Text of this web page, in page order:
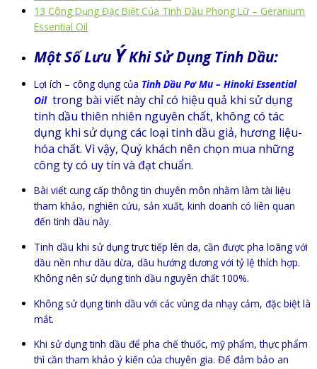
13 Công Dụng Đặc Biệt Của Tinh Dầu Phong Lữ – Geranium
Essential Oil
Một Số Lưu ÝKhi Sử Dụng Tinh Dầu:
Lợi ích – công dụng của Tinh Dầu Pơ Mu – Hinoki Essential
Oil trong bài viết này chỉ có hiệu quả khi sử dụng
tinh dầu thiên nhiên nguyên chất, không có tác
dụng khi sử dụng các loại tinh dầu giả, hương liệu-
hóa chất. Vì vậy, Quý khách nên chọn mua những
công ty có uy tín và đạt chuẩn.
Bài viết cung cấp thông tin chuyên môn nhằm làm tài liệu
tham khảo, nghiên cứu, sản xuất, kinh doanh có liên quan
đến tinh dầu này.
Tinh dầu khi sử dụng trực tiếp lên da, cần được pha loãng với
dầu nền như dầu dừa, dầu hướng dương với tỷ lệ thích hợp.
Không nên sử dụng tinh dầu nguyên chất 100%.
Không sử dụng tinh dầu với các vùng da nhạy cảm, đặc biệt là
mắt.
Khi sử dụng tinh dầu để pha chế thuốc, mỹ phẩm, thực phẩm
thì cần tham khảo ý kiến của chuyên gia. Để đảm bảo an